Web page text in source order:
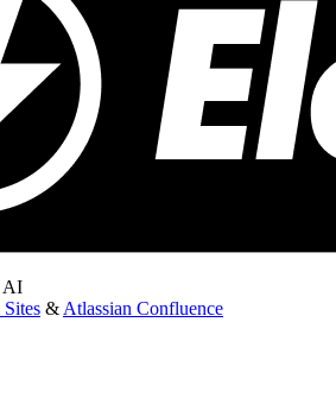
AI
& Atlassian Confluence